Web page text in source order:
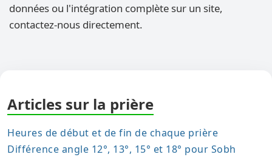
données ou l'intégration complète sur un site,
contactez-nous directement.
Articles sur la prière
Heures de début et de fin de chaque prière
Différence angle 12°, 13°, 15° et 18° pour Sobh